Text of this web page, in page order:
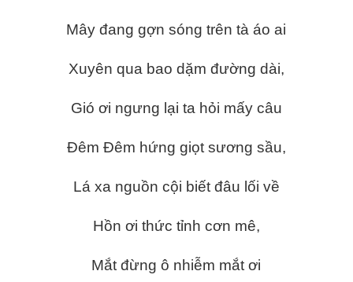
Mây đang gợn sóng trên tà áo ai
Xuyên qua bao dặm đường dài,
Gió ơi ngưng lại ta hỏi mấy câu
Đêm Đêm hứng giọt sương sầu,
Lá xa nguồn cội biết đâu lối về
Hồn ơi thức tỉnh cơn mê,
Mắt đừng ô nhiễm mắt ơi